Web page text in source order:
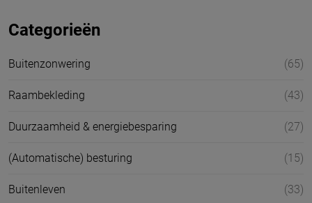
Categorieën
Buitenzonwering (65)
Raambekleding (43)
Duurzaamheid & energiebesparing (27)
(Automatische) besturing (15)
Buitenleven (33)